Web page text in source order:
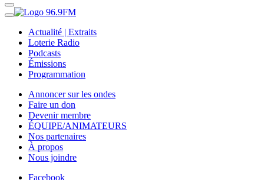
Actualité | Extraits
Loterie Radio
Podcasts
Émissions
Programmation
Annoncer sur les ondes
Faire un don
Devenir membre
ÉQUIPE/ANIMATEURS
Nos partenaires
À propos
Nous joindre
Facebook